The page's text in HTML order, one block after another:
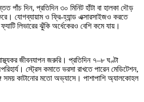
পাঁচ দিন, প্রতিদিন ৩০ মিনিট হাঁটা বা হালকা দৌড়
যোগব্যায়াম ও ফ্রি-হ্যান্ড এক্সারসাইজও করতে
লিভারের ঝুঁকি অর্ধেকেরও বেশি কমে যায়।
জীবনযাপন জরুরি। প্রতিদিন ৭–৮ ঘণ্টা
স্ট্রেস কমাতে ভরসা রাখতে পারেন মেডিটেশন,
সময় কাটানোর মতো অভ্যাসে। পাশাপাশি অ্যালকোহল